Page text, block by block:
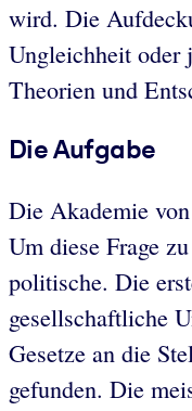
wird. Die
Ungleichheit oder
Theorien und
Die Aufgabe
Die Akademie
Um diese Frage
politische. Die
gesellschaftliche
Gesetze an die
gefunden. Die